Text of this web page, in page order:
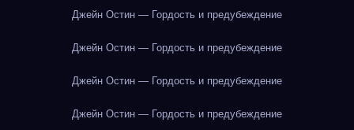
Джейн Остин — Гордость и предубеждение
Джейн Остин — Гордость и предубеждение
Джейн Остин — Гордость и предубеждение
Джейн Остин — Гордость и предубеждение